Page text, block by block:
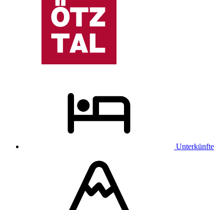
Unterkünfte